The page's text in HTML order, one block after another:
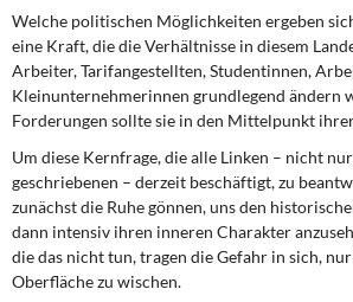
DIE LINKE
Weitere Themen
Institut Solidarische Moderne
Rosa-Luxemburg-Stiftung
Welche politischen Möglichkeiten ergeben
eine Kraft, die die Verhältnisse in diesem
Arbeiter, Tarifangestellten, Studentinnen,
Kleinunternehmerinnen grundlegend ändern
Forderungen sollte sie in den Mittelpunkt
Um diese Kernfrage, die alle Linken – nicht
geschriebenen – derzeit beschäftigt, zu
zunächst die Ruhe gönnen, uns den
dann intensiv ihren inneren Charakter
die das nicht tun, tragen die Gefahr in sich,
Oberfläche zu wischen.